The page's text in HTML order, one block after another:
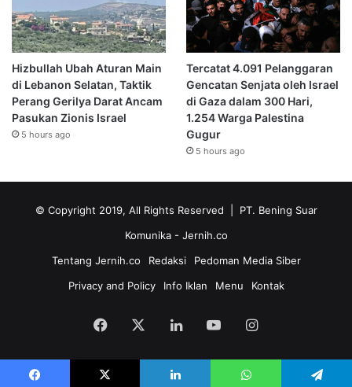
Hizbullah Ubah Aturan Main
di Lebanon Selatan, Taktik
Perang Gerilya Darat Ancam
Pasukan Zionis Israel
5 hours ago
Tercatat 4.091 Pelanggaran
Gencatan Senjata oleh Israel
di Gaza dalam 300 Hari,
1.254 Warga Palestina
Gugur
5 hours ago
© Copyright 2019, All Rights Reserved | PT. Bening Suar
Komunika - Jernih.co
Tentang Jernih.co
Redaksi
Pedoman Media Siber
Privacy and Policy
Info Iklan Menu Kontak
Facebook LinkedInYouTubeInstagram